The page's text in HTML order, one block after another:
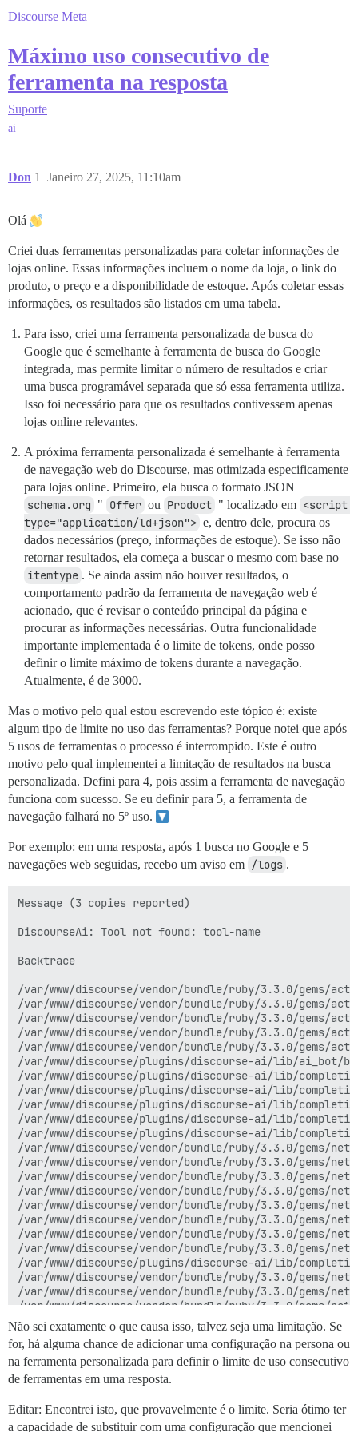
Discourse Meta
Máximo uso consecutivo de
ferramenta na resposta
Suporte
ai
Don Janeiro 27, 2025, 11:10am
1
Olá
Criei duas ferramentas personalizadas para coletar informações de
lojas online. Essas informações incluem o nome da loja, o link do
produto, o preço e a disponibilidade de estoque. Após coletar essas
informações, os resultados são listados em uma tabela.
Para isso, criei uma ferramenta personalizada de busca do
Google que é semelhante à ferramenta de busca do Google
integrada, mas permite limitar o número de resultados e criar
uma busca programável separada que só essa ferramenta utiliza.
Isso foi necessário para que os resultados contivessem apenas
lojas online relevantes.
A próxima ferramenta personalizada é semelhante à ferramenta
de navegação web do Discourse, mas otimizada especificamente
para lojas online. Primeiro, ela busca o formato JSON
schema.org " Offer ou Product " localizado em <script
type="application/ld+json"> e, dentro dele, procura os
dados necessários (preço, informações de estoque). Se isso não
retornar resultados, ela começa a buscar o mesmo com base no
itemtype . Se ainda assim não houver resultados, o
comportamento padrão da ferramenta de navegação web é
acionado, que é revisar o conteúdo principal da página e
procurar as informações necessárias. Outra funcionalidade
importante implementada é o limite de tokens, onde posso
definir o limite máximo de tokens durante a navegação.
Atualmente, é de 3000.
Mas o motivo pelo qual estou escrevendo este tópico é: existe
algum tipo de limite no uso das ferramentas? Porque notei que após
5 usos de ferramentas o processo é interrompido. Este é outro
motivo pelo qual implementei a limitação de resultados na busca
personalizada. Defini para 4, pois assim a ferramenta de navegação
funciona com sucesso. Se eu definir para 5, a ferramenta de
navegação falhará no 5º uso.
Por exemplo: em uma resposta, após 1 busca no Google e 5
navegações web seguidas, recebo um aviso em /logs .
Message (3 copies reported)
DiscourseAi: Tool not found: tool-name
Backtrace
/var/www/discourse/vendor/bundle/ruby/3.3.0/gems/
/var/www/discourse/vendor/bundle/ruby/3.3.0/
/var/www/discourse/vendor/bundle/ruby/3.3.0/gems/
/var/www/discourse/vendor/bundle/ruby/3.3.0/gems/
/var/www/discourse/vendor/bundle/ruby/3.3.0/gems/
/var/www/discourse/plugins/discourse-ai/lib/
/var/www/discourse/plugins/discourse-ai/lib/
/var/www/discourse/plugins/discourse-ai/lib/
/var/www/discourse/plugins/discourse-ai/lib/
/var/www/discourse/plugins/discourse-ai/lib/
/var/www/discourse/plugins/discourse-ai/lib/
/var/www/discourse/vendor/bundle/ruby/3.3.0/
/var/www/discourse/vendor/bundle/ruby/3.3.0/
/var/www/discourse/vendor/bundle/ruby/3.3.0/
/var/www/discourse/vendor/bundle/ruby/3.3.0/gems/
/var/www/discourse/vendor/bundle/ruby/3.3.0/
/var/www/discourse/vendor/bundle/ruby/3.3.0/
/var/www/discourse/vendor/bundle/ruby/3.3.0/gems/
/var/www/discourse/vendor/bundle/ruby/3.3.0/gems/
/var/www/discourse/plugins/discourse-ai/lib/
/var/www/discourse/vendor/bundle/ruby/3.3.0/
/var/www/discourse/vendor/bundle/ruby/3.3.0/gems/
/var/www/discourse/vendor/bundle/ruby/3.3.0/
/var/www/discourse/vendor/bundle/ruby/3.3.0/
/var/www/discourse/vendor/bundle/ruby/3.3.0/
/var/www/discourse/vendor/bundle/ruby/3.3.0/
/var/www/discourse/vendor/bundle/ruby/3.3.0/
/var/www/discourse/plugins/discourse-ai/lib/
/var/www/discourse/vendor/bundle/ruby/3.3.0/
/var/www/discourse/plugins/discourse-ai/lib/
Não sei exatamente o que causa isso, talvez seja uma limitação. Se
for, há alguma chance de adicionar uma configuração na persona ou
na ferramenta personalizada para definir o limite de uso consecutivo
de ferramentas em uma resposta.
Editar: Encontrei isto, que provavelmente é o limite. Seria ótimo ter
a capacidade de substituir com uma configuração que mencionei